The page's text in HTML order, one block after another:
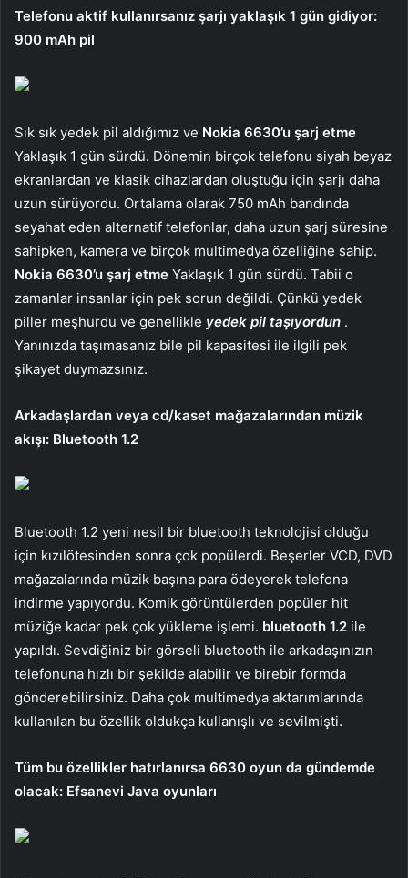
Telefonu aktif kullanırsanız şarjı yaklaşık 1 gün gidiyor:
900 mAh pil
Sık sık yedek pil aldığımız ve Nokia 6630’u şarj etme
Yaklaşık 1 gün sürdü. Dönemin birçok telefonu siyah beyaz
ekranlardan ve klasik cihazlardan oluştuğu için şarjı daha
uzun sürüyordu. Ortalama olarak 750 mAh bandında
seyahat eden alternatif telefonlar, daha uzun şarj süresine
sahipken, kamera ve birçok multimedya özelliğine sahip.
Nokia 6630’u şarj etme Yaklaşık 1 gün sürdü. Tabii o
zamanlar insanlar için pek sorun değildi. Çünkü yedek
piller meşhurdu ve genellikle yedek pil taşıyordun .
Yanınızda taşımasanız bile pil kapasitesi ile ilgili pek
şikayet duymazsınız.
Arkadaşlardan veya cd/kaset mağazalarından müzik
akışı: Bluetooth 1.2
Bluetooth 1.2 yeni nesil bir bluetooth teknolojisi olduğu
için kızılötesinden sonra çok popülerdi. Beşerler VCD, DVD
mağazalarında müzik başına para ödeyerek telefona
indirme yapıyordu. Komik görüntülerden popüler hit
müziğe kadar pek çok yükleme işlemi. bluetooth 1.2 ile
yapıldı. Sevdiğiniz bir görseli bluetooth ile arkadaşınızın
telefonuna hızlı bir şekilde alabilir ve birebir formda
gönderebilirsiniz. Daha çok multimedya aktarımlarında
kullanılan bu özellik oldukça kullanışlı ve sevilmişti.
Tüm bu özellikler hatırlanırsa 6630 oyun da gündemde
olacak: Efsanevi Java oyunları